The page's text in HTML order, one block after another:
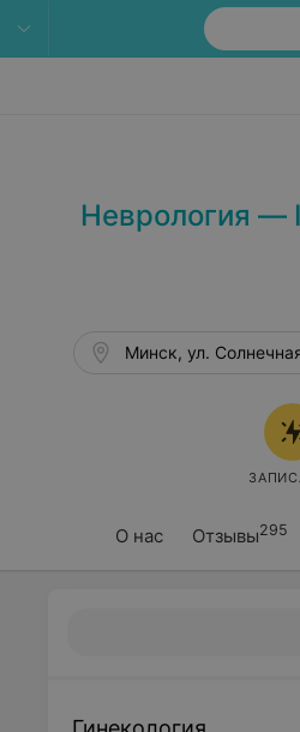
Неврология —
О нас Отзывы295
Минск, ул.